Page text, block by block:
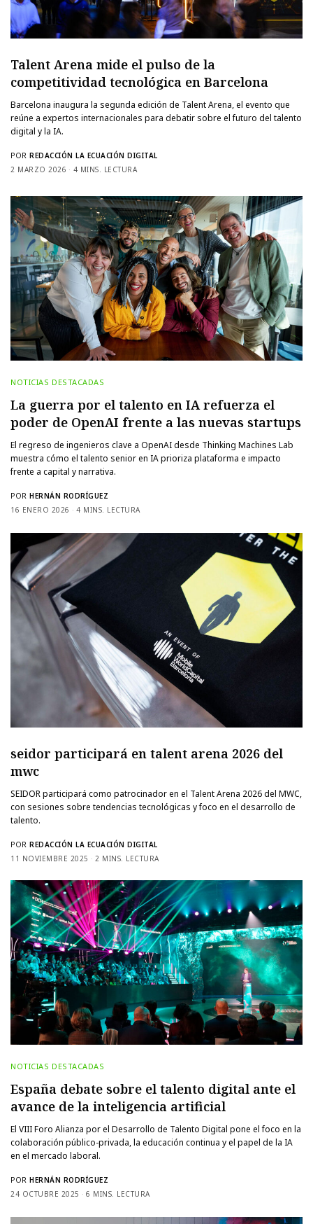
Talent Arena mide el pulso de la
competitividad tecnológica en Barcelona
Barcelona inaugura la segunda edición de Talent Arena, el evento que
reúne a expertos internacionales para debatir sobre el futuro del talento
digital y la IA.
POR REDACCIÓN LA ECUACIÓN DIGITAL
2 MARZO 2026
4 MINS. LECTURA
NOTICIAS DESTACADAS
La guerra por el talento en IA refuerza el
poder de OpenAI frente a las nuevas startups
El regreso de ingenieros clave a OpenAI desde Thinking Machines Lab
muestra cómo el talento senior en IA prioriza plataforma e impacto
frente a capital y narrativa.
POR HERNÁN RODRÍGUEZ
16 ENERO 2026
4 MINS. LECTURA
seidor participará en talent arena 2026 del
mwc
SEIDOR participará como patrocinador en el Talent Arena 2026 del MWC,
con sesiones sobre tendencias tecnológicas y foco en el desarrollo de
talento.
POR REDACCIÓN LA ECUACIÓN DIGITAL
11 NOVIEMBRE 2025
2 MINS. LECTURA
NOTICIAS DESTACADAS
España debate sobre el talento digital ante el
avance de la inteligencia artificial
El VIII Foro Alianza por el Desarrollo de Talento Digital pone el foco en la
colaboración público-privada, la educación continua y el papel de la IA
en el mercado laboral.
POR HERNÁN RODRÍGUEZ
24 OCTUBRE 2025
6 MINS. LECTURA